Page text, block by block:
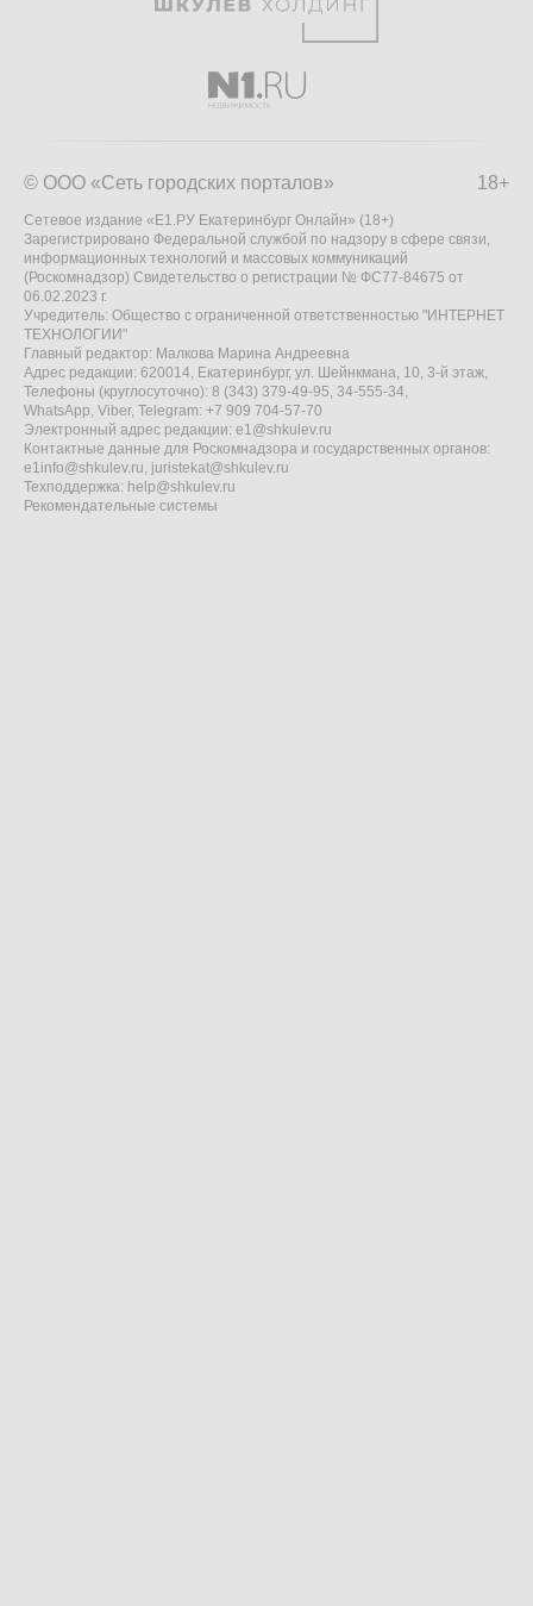
18+
© ООО «Сеть городских порталов»
Сетевое издание «Е1.РУ Екатеринбург Онлайн» (18+)
Зарегистрировано Федеральной службой по надзору в сфере связи,
информационных технологий и массовых коммуникаций
(Роскомнадзор) Свидетельство о регистрации № ФС77-84675 от
06.02.2023 г.
Учредитель: Общество с ограниченной ответственностью "ИНТЕРНЕТ
ТЕХНОЛОГИИ"
Главный редактор: Малкова Марина Андреевна
Адрес редакции: 620014, Екатеринбург, ул. Шейнкмана, 10, 3-й этаж,
Телефоны (круглосуточно): 8 (343) 379-49-95, 34-555-34,
WhatsApp, Viber, Telegram: +7 909 704-57-70
Электронный адрес редакции: e1@shkulev.ru
Контактные данные для Роскомнадзора и государственных органов:
e1info@shkulev.ru, juristekat@shkulev.ru
Техподдержка: help@shkulev.ru
Рекомендательные системы